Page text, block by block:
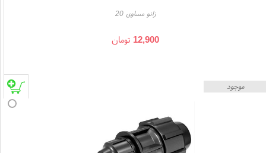
زانو مساوی 20
12,900 تومان
موجود